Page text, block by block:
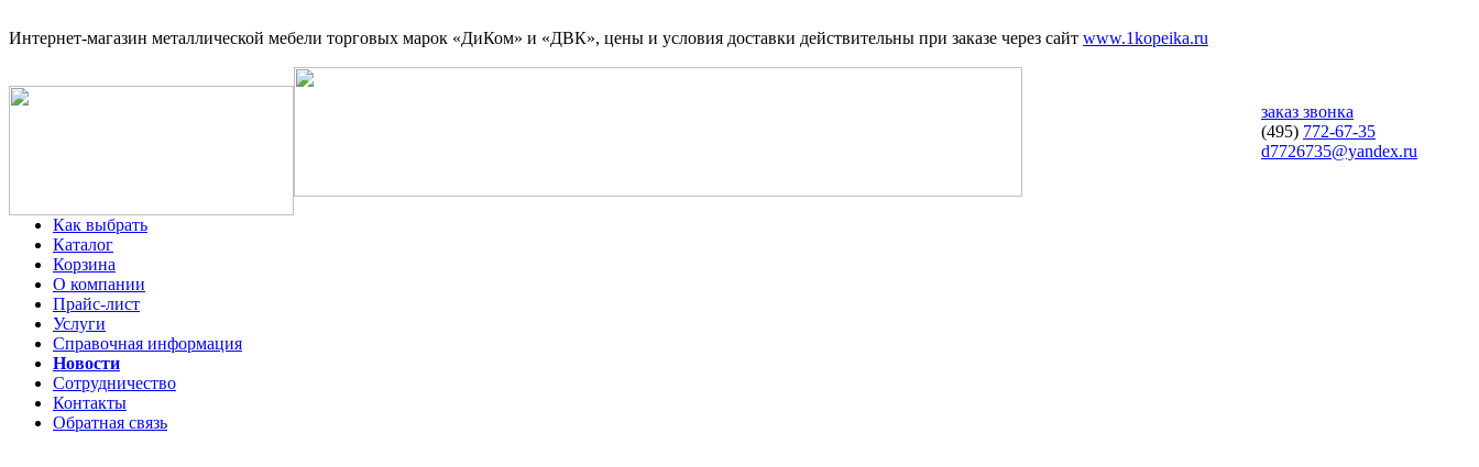
Интернет-магазин металлической мебели торговых марок «ДиКом» и «ДВК», цены и условия доставки действительны при заказе через сайт www.1kopeika.ru
заказ звонка
(495) 772-67-35
d7726735@yandex.ru
Как выбрать
Каталог
Корзина
О компании
Прайс-лист
Услуги
Справочная информация
Новости
Сотрудничество
Контакты
Обратная связь